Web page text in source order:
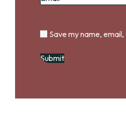
Save my name,